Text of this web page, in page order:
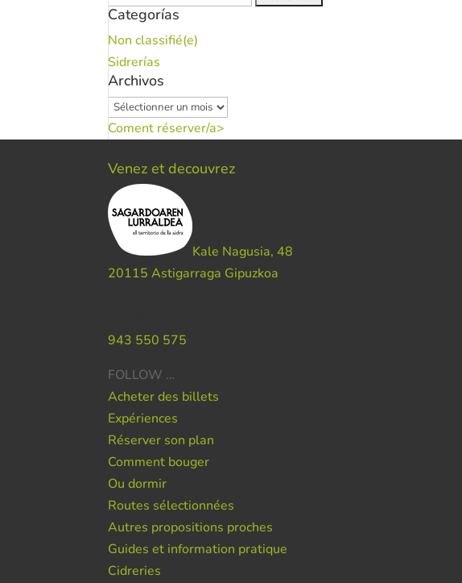
Categorías
Non classifié(e)
Sidrerías
Archivos
Archivos
Coment réserver/a>
Venez et decouvrez
Kale Nagusia, 48
20115 Astigarraga Gipuzkoa
943 550 575
FOLLOW …
Acheter des billets
Expériences
Réserver son plan
Comment bouger
Ou dormir
Routes sélectionnées
Autres propositions proches
Guides et information pratique
Cidreries